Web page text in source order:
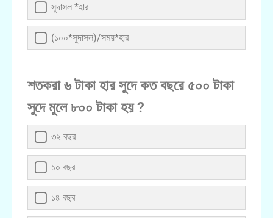
সুদাসল *হার
(১০০*সুদাসল)/সময়*হার
শতকরা ৬ টাকা হার সুদে কত বছরে ৫০০ টাকা
সুদে মুলে ৮০০ টাকা হয় ?
৩২ বছর
১০ বছর
১৪ বছর